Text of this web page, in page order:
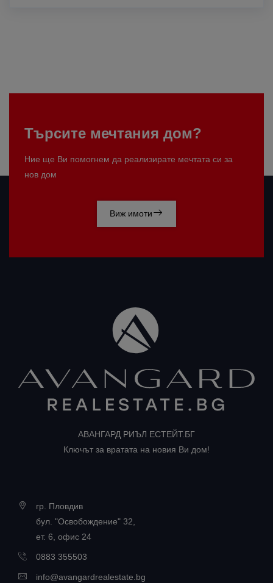
Търсите мечтания дом?
Ние ще Ви помогнем да реализирате мечтата си за
нов дом
Виж имоти
АВАНГАРД РИЪЛ ЕСТЕЙТ.БГ
Ключът за вратата на новия Ви дом!
гр. Пловдив
бул. "Освобождение" 32,
ет. 6, офис 24
0883 355503
info@avangardrealestate.bg